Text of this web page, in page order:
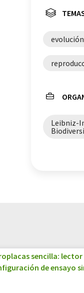
evolución
Leibniz-
sencilla:
de ensayo